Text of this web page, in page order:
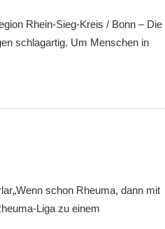
Rhein-Sieg-Kreis / Bonn – Die
schlagartig. Um Menschen in
schon Rheuma, dann mit
Liga zu einem